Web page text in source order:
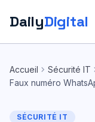
DailyDigital
contenu
Accueil chevron_right Sécurité IT
Faux numéro
SÉCURITÉ IT